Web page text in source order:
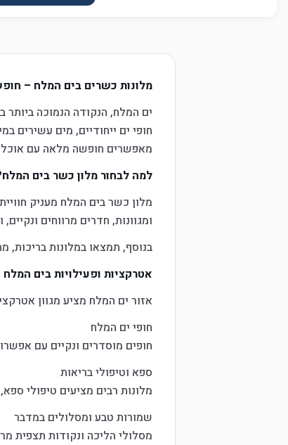
מלונות כשרים בים המלח –
ים המלח, הנקודה הנמוכה ביותר
חופי ים ייחודיים, מים עשירים
מאפשרים חופשה מלאה עם
למה לבחור מלון כשר בים
מלון כשר בים המלח מעניק
ומגוונות, חדרים מרווחים
בנוסף, תמצאו במלונות
אטרקציות ופעילויות בים המלח
אזור ים המלח מציע מגוון
חופי ים המלח
חופים מוסדרים ונקיים עם
ספא וטיפולי בריאות
מלונות רבים מציעים טיפולי ספא,
שמורות טבע ומסלולים במדבר
מסלולי הליכה ונקודות תצפית